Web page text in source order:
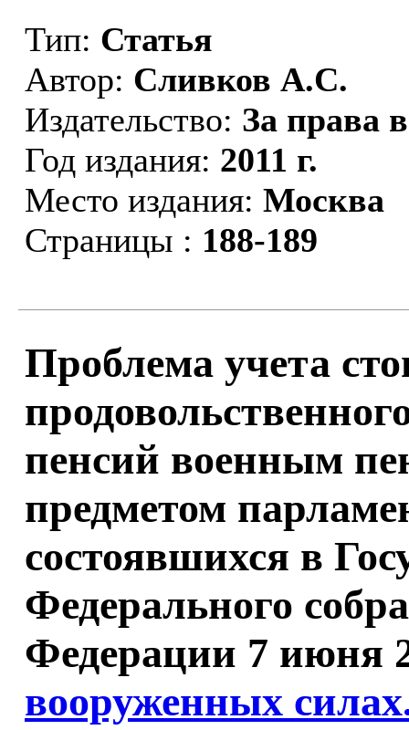
Тип: Статья
Автор: Сливков А.С.
Издательство: За права
Год издания: 2011 г.
Место издания: Москва
Страницы : 188-189
Проблема учета
пенсий военным
предметом
состоявшихся в
Федерального
Федерации 7 июня
вооруженных